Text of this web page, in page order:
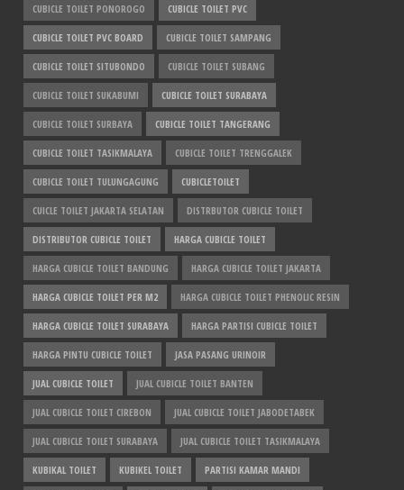
CUBICLE TOILET PONOROGO CUBICLE TOILET PVC
CUBICLE TOILET PVC BOARD CUBICLE TOILET SAMPANG
CUBICLE TOILET SITUBONDO CUBICLE TOILET SUBANG
CUBICLE TOILET SUKABUMI CUBICLE TOILET SURABAYA
CUBICLE TOILET SURBAYA CUBICLE TOILET TANGERANG
CUBICLE TOILET TASIKMALAYA CUBICLE TOILET TRENGGALEK
CUBICLE TOILET TULUNGAGUNG CUBICLETOILET
CUICLE TOILET JAKARTA SELATAN DISTRBUTOR CUBICLE TOILET
DISTRIBUTOR CUBICLE TOILET HARGA CUBICLE TOILET
HARGA CUBICLE TOILET BANDUNG HARGA CUBICLE TOILET JAKARTA
HARGA CUBICLE TOILET PER M2 HARGA CUBICLE TOILET PHENOLIC RESIN
HARGA CUBICLE TOILET SURABAYA HARGA PARTISI CUBICLE TOILET
HARGA PINTU CUBICLE TOILET JASA PASANG URINOIR
JUAL CUBICLE TOILET JUAL CUBICLE TOILET BANTEN
JUAL CUBICLE TOILET CIREBON JUAL CUBICLE TOILET JABODETABEK
JUAL CUBICLE TOILET SURABAYA JUAL CUBICLE TOILET TASIKMALAYA
KUBIKAL TOILET KUBIKEL TOILET PARTISI KAMAR MANDI